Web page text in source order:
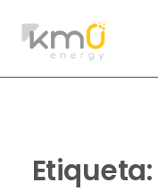
Etiqueta: